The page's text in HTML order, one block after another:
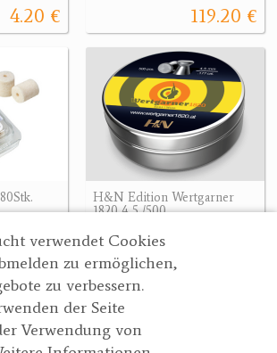
verwendet Cookies
zu ermöglichen,
zu verbessern.
der Seite
Verwendung von
4.20 € 119.20 €
H&N Edition Wertgarner
1820 4,5 /500
Wertgarner 1820
Jagd & SporthandelsgmbH